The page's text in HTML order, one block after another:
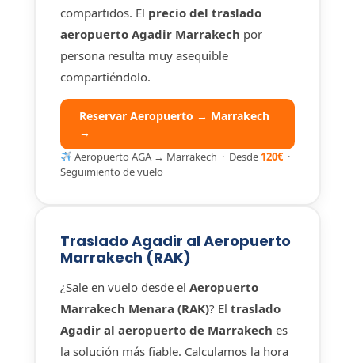
compartidos. El precio del traslado
aeropuerto Agadir Marrakech por
persona resulta muy asequible
compartiéndolo.
Reservar Aeropuerto → Marrakech
→
Aeropuerto AGA → Marrakech · Desde 120€·
Seguimiento de vuelo
Traslado Agadir al Aeropuerto
Marrakech (RAK)
¿Sale en vuelo desde elAeropuerto
Marrakech Menara (RAK)? Eltraslado
Agadir al aeropuerto de Marrakech es
la solución más fiable. Calculamos la hora